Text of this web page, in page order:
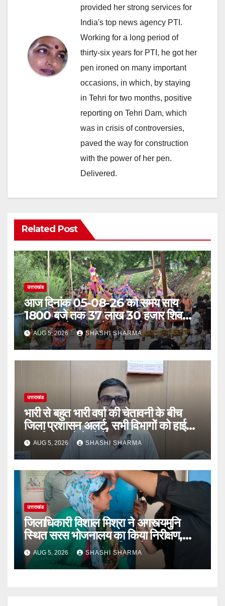
provided her strong services for
India's top news agency PTI.
Working for a long period of
thirty-six years for PTI, he got her
pen ironed on many important
occasions, in which, by staying
in Tehri for two months, positive
reporting on Tehri Dam, which
was in crisis of controversies,
paved the way for construction
with the power of her pen.
Delivered.
Related Post
उत्तराखंड
आज दिनांक 05-08-26 को समय साय
1800 बजे तक 37 लाख 30 हजार शिव
भक्त जल लेकर अपने गंतव्य को प्रस्थान कर
चुके
AUG 5, 2026 SHASHI SHARMA
उत्तराखंड
भारी से बहुत भारी वर्षा की चेतावनी के बीच
जिला प्रशासन अलर्ट, सभी विभागों को हाई
अलर्ट पर रहने के निर्देश
AUG 5, 2026 SHASHI SHARMA
उत्तराखंड
जिलाधिकारी विशाल मिश्रा ने अगस्त्यमुनि
स्थित सरस भोजनालय का किया निरीक्षण,
स्वयं सहायता समूह की महिलाओं का बढ़ाया
उत्साह
AUG 5, 2026 SHASHI SHARMA